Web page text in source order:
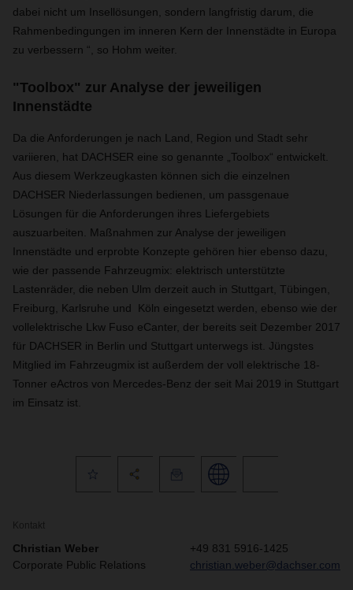
dabei nicht um Insellösungen, sondern langfristig darum, die
Rahmenbedingungen im inneren Kern der Innenstädte in Europa
zu verbessern “, so Hohm weiter.
"Toolbox" zur Analyse der jeweiligen
Innenstädte
Da die Anforderungen je nach Land, Region und Stadt sehr
variieren, hat DACHSER eine so genannte „Toolbox“ entwickelt.
Aus diesem Werkzeugkasten können sich die einzelnen
DACHSER Niederlassungen bedienen, um passgenaue
Lösungen für die Anforderungen ihres Liefergebiets
auszuarbeiten. Maßnahmen zur Analyse der jeweiligen
Innenstädte und erprobte Konzepte gehören hier ebenso dazu,
wie der passende Fahrzeugmix: elektrisch unterstützte
Lastenräder, die neben Ulm derzeit auch in Stuttgart, Tübingen,
Freiburg, Karlsruhe und Köln eingesetzt werden, ebenso wie der
vollelektrische Lkw Fuso eCanter, der bereits seit Dezember 2017
für DACHSER in Berlin und Stuttgart unterwegs ist. Jüngstes
Mitglied im Fahrzeugmix ist außerdem der voll elektrische 18-
Tonner eActros von Mercedes-Benz der seit Mai 2019 in Stuttgart
im Einsatz ist.
Kontakt
Christian Weber
Corporate Public Relations
+49 831 5916-1425
christian.weber@dachser.com